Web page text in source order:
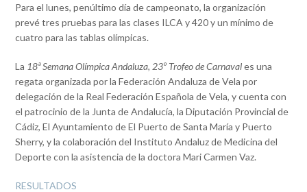
Para el lunes, penúltimo día de campeonato, la organización
prevé tres pruebas para las clases ILCA y 420 y un mínimo de
cuatro para las tablas olímpicas.
La 18ª Semana Olímpica Andaluza, 23º Trofeo de Carnavales una
regata organizada por la Federación Andaluza de Vela por
delegación de la Real Federación Española de Vela, y cuenta con
el patrocinio de la Junta de Andalucía, la Diputación Provincial de
Cádiz, El Ayuntamiento de El Puerto de Santa María y Puerto
Sherry, y la colaboración del Instituto Andaluz de Medicina del
Deporte con la asistencia de la doctora Mari Carmen Vaz.
RESULTADOS